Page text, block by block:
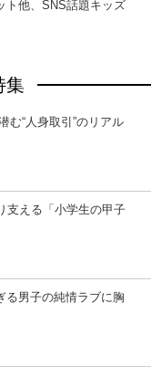
ト他、SNS話題キッズ
集
む“人身取引”のリアル
支える「小学生の甲子
る男子の純情ラブに胸